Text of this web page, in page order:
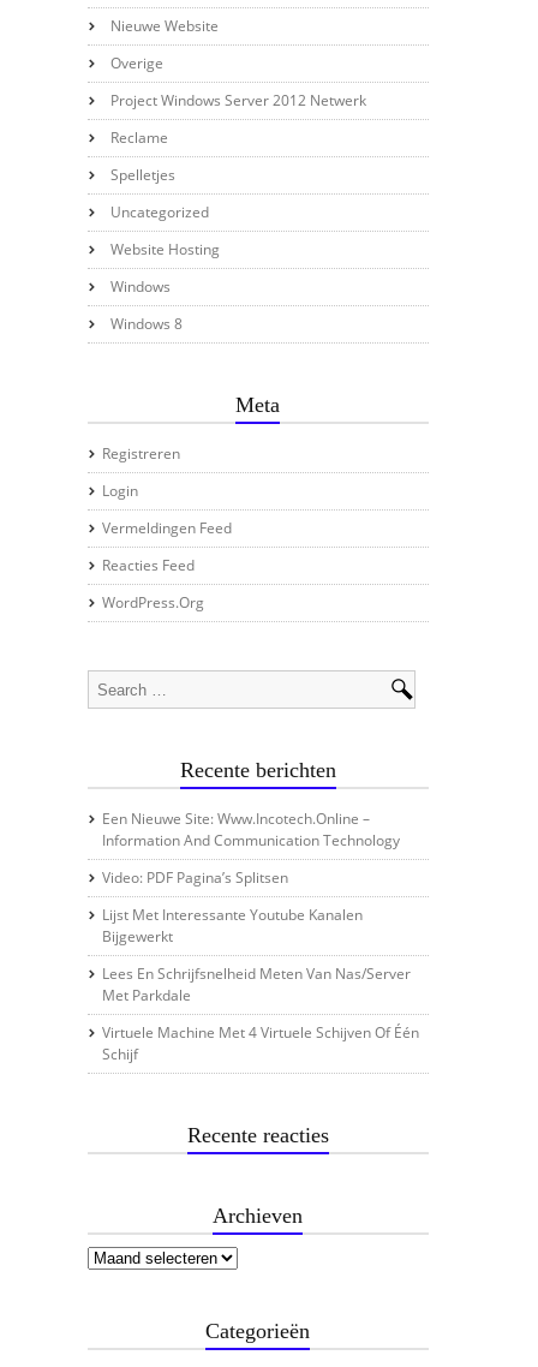
Nieuwe Website
Overige
Project Windows Server 2012 Netwerk
Reclame
Spelletjes
Uncategorized
Website Hosting
Windows
Windows 8
Meta
Registreren
Login
Vermeldingen Feed
Reacties Feed
WordPress.org
Recente berichten
Een Nieuwe Site: Www.incotech.online –
Information And Communication Technology
Video: PDF Pagina’s Splitsen
Lijst Met Interessante Youtube Kanalen
Bijgewerkt
Lees En Schrijfsnelheid Meten Van Nas/server
Met Parkdale
Virtuele Machine Met 4 Virtuele Schijven Of Één
Schijf
Recente reacties
Archieven
Categorieën